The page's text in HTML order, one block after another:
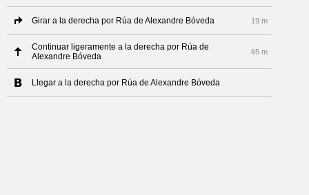
Girar a la derecha por Rúa de Alexandre Bóveda 19 m
Continuar ligeramente a la derecha por Rúa de
Alexandre Bóveda
65 m
Llegar a la derecha por Rúa de Alexandre Bóveda